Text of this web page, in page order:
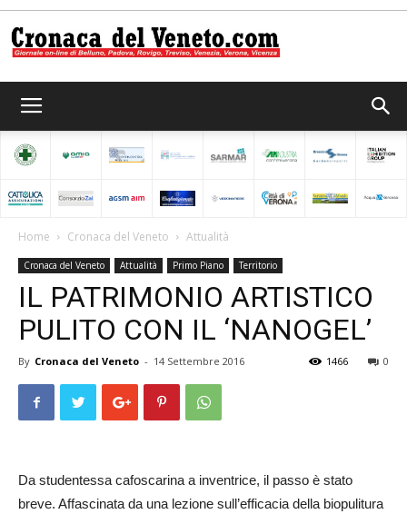
del
Veneto
Home Cronaca del Veneto Attualità
Cronaca del Veneto Attualità Primo Piano Territorio
IL PATRIMONIO ARTISTICO
PULITO CON IL ‘NANOGEL’
By Cronaca del Veneto - 14 Settembre 2016 0
1466
Da studentessa cafoscarina a inventrice, il passo è stato
breve. Affascinata da una lezione sull’efficacia della biopulitura